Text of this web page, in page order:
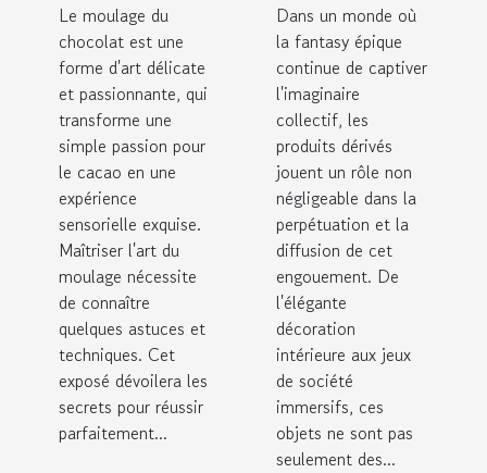
du
chocolat à
la maison
Le moulage du
chocolat est une
forme d'art délicate
et passionnante, qui
transforme une
simple passion pour
le cacao en une
expérience
sensorielle exquise.
Maîtriser l'art du
moulage nécessite
de connaître
quelques astuces et
techniques. Cet
exposé dévoilera les
secrets pour réussir
parfaitement...
des
produits
dérivés
issus de la
fantasy
épique
Dans un monde où
la fantasy épique
continue de captiver
l'imaginaire
collectif, les
produits dérivés
jouent un rôle non
négligeable dans la
perpétuation et la
diffusion de cet
engouement. De
l'élégante
décoration
intérieure aux jeux
de société
immersifs, ces
objets ne sont pas
seulement des...